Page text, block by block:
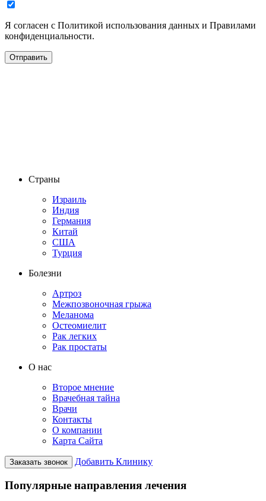
Я согласен с Политикой использования данных и Правилами
конфиденциальности.
Страны
Израиль
Индия
Германия
Китай
США
Турция
Болезни
Артроз
Межпозвоночная грыжа
Меланома
Остеомиелит
Рак легких
Рак простаты
О нас
Второе мнение
Врачебная тайна
Врачи
Контакты
О компании
Карта Сайта
Заказать звонок Добавить Клинику
Популярные направления лечения